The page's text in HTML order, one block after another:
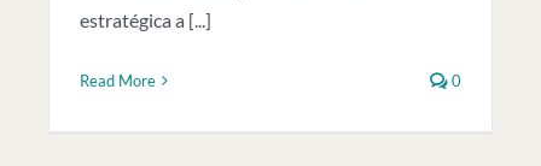
estratégica a [...]
Read More 0